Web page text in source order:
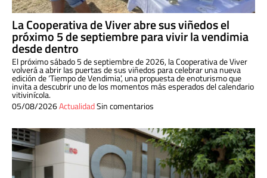
La Cooperativa de Viver abre sus viñedos el
próximo 5 de septiembre para vivir la vendimia
desde dentro
El próximo sábado 5 de septiembre de 2026, la Cooperativa de Viver
volverá a abrir las puertas de sus viñedos para celebrar una nueva
edición de ‘Tiempo de Vendimia’, una propuesta de enoturismo que
invita a descubrir uno de los momentos más esperados del calendario
vitivinícola.
05/08/2026ActualidadSin comentarios